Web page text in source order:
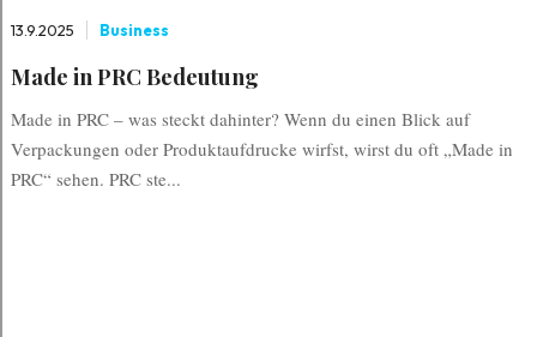
13.9.2025 Business
Made in PRC Bedeutung
Made in PRC – was steckt dahinter? Wenn du einen Blick auf
Verpackungen oder Produktaufdrucke wirfst, wirst du oft „Made in
PRC“ sehen. PRC ste...